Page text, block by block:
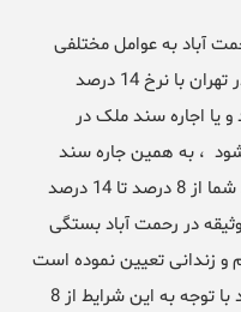
آباد به عوامل مختلفی
بستگی دارد ، برای مثال اجاره سند در تهران با نرخ 14 درصد
در زنجان با نرخ 10 درصد و یا اجاره سند ملک در
انجام میشود ، به همین جاره سند
وثیقه در رحمت آباد با توجه به شرایط شما از 8 درصد تا 14 درصد
در رحمت آباد بستگی
و زندانی تعیین نموده است
دارد ، هزینه اجاره وثیقه در رحمت آباد با توجه به این شرایط از 8